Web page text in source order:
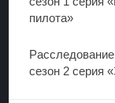
пилота»
сезон 2 серия